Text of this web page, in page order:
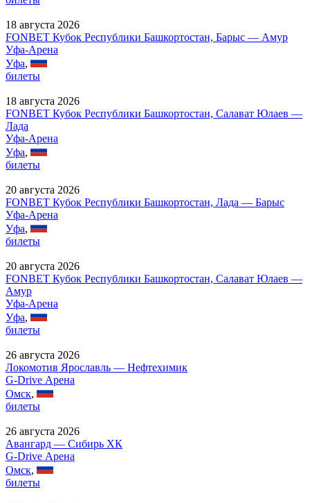
18 августа 2026
FONBET Кубок Республики Башкортостан, Барыс — Амур
Уфа-Арена
Уфа,
билеты
18 августа 2026
FONBET Кубок Республики Башкортостан, Салават Юлаев —
Лада
Уфа-Арена
Уфа,
билеты
20 августа 2026
FONBET Кубок Республики Башкортостан, Лада — Барыс
Уфа-Арена
Уфа,
билеты
20 августа 2026
FONBET Кубок Республики Башкортостан, Салават Юлаев —
Амур
Уфа-Арена
Уфа,
билеты
26 августа 2026
Локомотив Ярославль — Нефтехимик
G-Drive Арена
Омск,
билеты
26 августа 2026
Авангард — Сибирь ХК
G-Drive Арена
Омск,
билеты